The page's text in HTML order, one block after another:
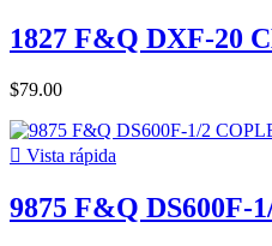
1827 F&Q DXF-20
$79.00
 Vista rápida
9875 F&Q DS600F-